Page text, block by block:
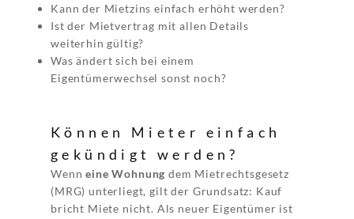
Kann der Mietzins einfach erhöht werden?
Ist der Mietvertrag mit allen Details
weiterhin gültig?
Was ändert sich bei einem
Eigentümerwechsel sonst noch?
Können Mieter einfach
gekündigt werden?
Wenneine Wohnung dem Mietrechtsgesetz
(MRG) unterliegt, gilt der Grundsatz: Kauf
bricht Miete nicht. Als neuer Eigentümer ist